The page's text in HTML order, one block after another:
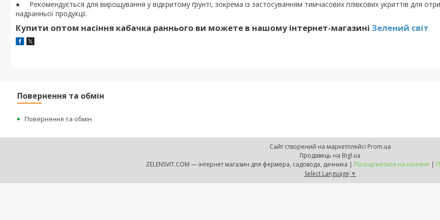
● Рекомендується для вирощування у відкритому ґрунті, зокрема із застосуванням тимчасових плівкових укриттів для
надранньої продукції.
Купити оптом насіння кабачка раннього ви можете в нашому інтернет-магазині Зелений свiт
Повернення та обмін
Повернення та обмін
Сайт створений на маркетплейсі Prom.ua
Продавець на Bigl.ua
ZELENSVIT.COM — інтернет магазин для фермера, садовода, дачника | Поскаржитися на контент |
Select Language ▼